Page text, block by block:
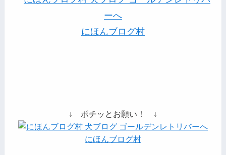
にほんブログ村
↓ ポチッとお願い！ ↓
にほんブログ村